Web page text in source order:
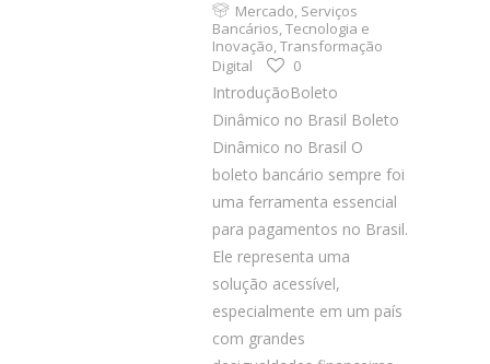
Mercado, Serviços
Bancários,Tecnologia e
Inovação,Transformação
Digital
0
IntroduçãoBoleto
Dinâmico no Brasil Boleto
Dinâmico no Brasil O
boleto bancário sempre foi
uma ferramenta essencial
para pagamentos no Brasil.
Ele representa uma
solução acessível,
especialmente em um país
com grandes